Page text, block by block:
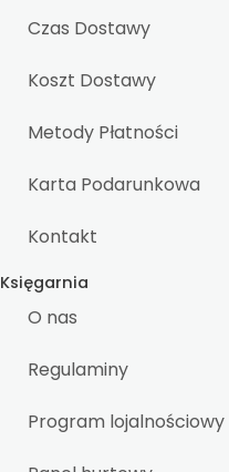
Czas Dostawy
Koszt Dostawy
Metody Płatności
Karta Podarunkowa
Kontakt
Księgarnia
O nas
Regulaminy
Program lojalnościowy